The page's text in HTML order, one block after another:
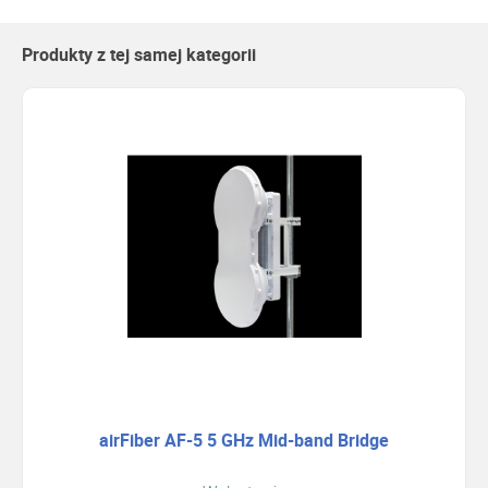
Produkty z tej samej kategorii
airFiber AF-5 5 GHz Mid-band Bridge